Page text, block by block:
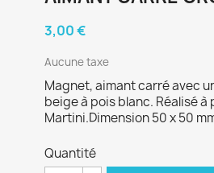
3,00 €
Aucune taxe
Magnet, aimant carré avec
beige à pois blanc. Réalisé
Martini.Dimension 50 x 50
Quantité